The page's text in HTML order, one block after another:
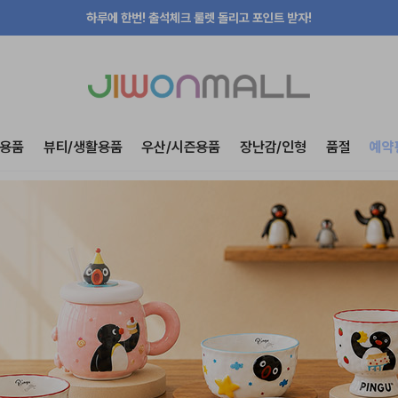
하루에 한번! 출석체크 룰렛 돌리고 포인트 받자!
품 뷰티/생활용품 우산/시즌용품 장난감/인형 품절 예약